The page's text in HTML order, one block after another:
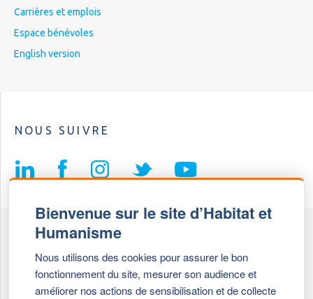
Bienvenue sur le site d’Habitat et
Humanisme
Nous utilisons des cookies pour assurer le bon
fonctionnement du site, mesurer son audience et
améliorer nos actions de sensibilisation et de collecte
Carrières et emplois
Espace bénévoles
English version
NOUS SUIVRE
69647 Caluire et Cuire cedex